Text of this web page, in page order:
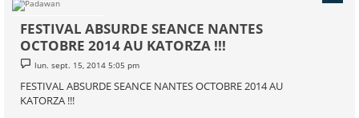
FESTIVAL ABSURDE SEANCE NANTES
OCTOBRE 2014 AU KATORZA !!!
M
e
s
s
a
lun. sept. 15, 2014 5:05 pm
FESTIVAL ABSURDE SEANCE NANTES OCTOBRE 2014 AU
KATORZA !!!